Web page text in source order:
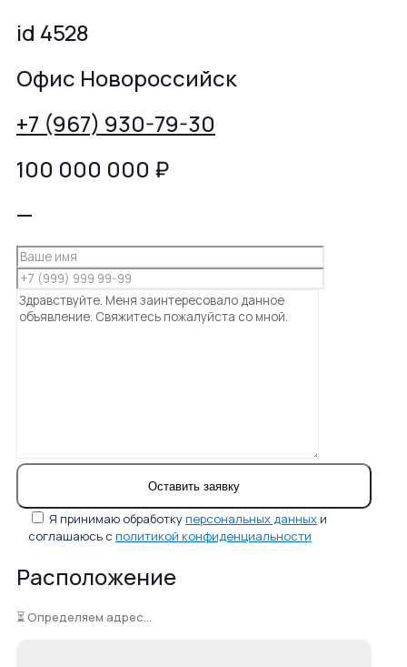
id 4528
Офис Новороссийск
+7 (967) 930-79-30
100 000 000 ₽
—
Я принимаю обработкуперсональных данных и
соглашаюсь с политикой конфиденциальности
Расположение
⏳ Определяем адрес...